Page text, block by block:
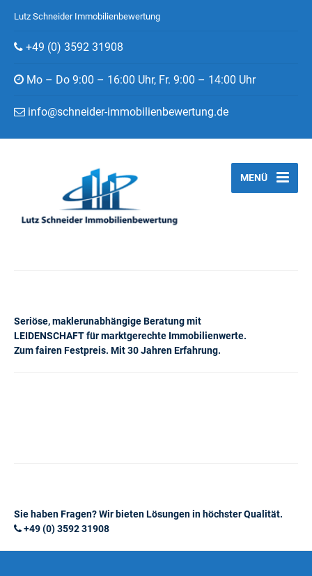
Lutz Schneider Immobilienbewertung
+49 (0) 3592 31908
Mo – Do 9:00 – 16:00 Uhr, Fr. 9:00 – 14:00 Uhr
info@schneider-immobilienbewertung.de
Seriöse, maklerunabhängige Beratung mit
LEIDENSCHAFT für marktgerechte Immobilienwerte.
Zum fairen Festpreis. Mit 30 Jahren Erfahrung.
MENÜ
Sie haben Fragen? Wir bieten Lösungen in höchster Qualität.
+49 (0) 3592 31908